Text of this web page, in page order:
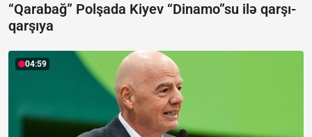
“Qarabağ” Polşada Kiyev “Dinamo”su ilə qarşı-
qarşıya
04:59